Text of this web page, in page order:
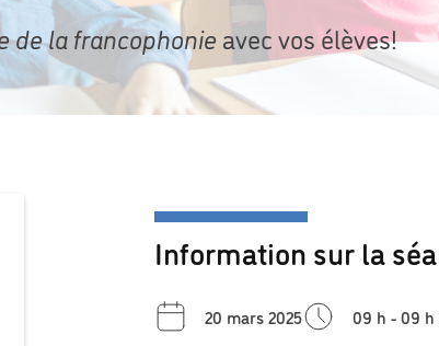
de la francophonie avec vos élèves!
Information sur la
20 mars 2025 09 h - 09 h